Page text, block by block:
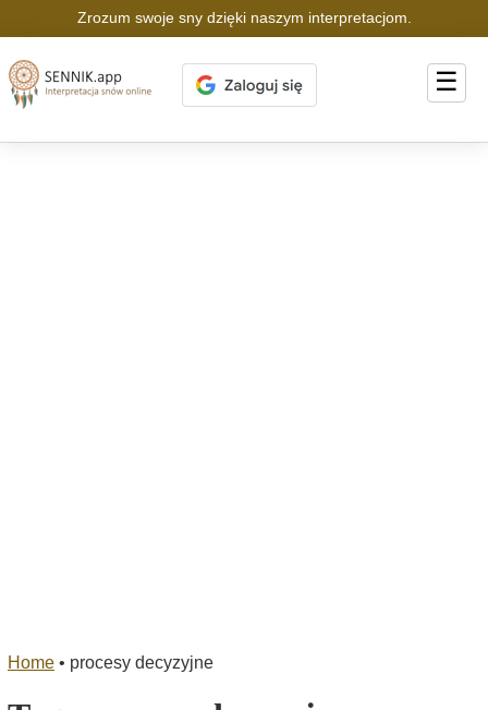
Zrozum swoje sny dzięki naszym interpretacjom.
☰
Home • procesy decyzyjne